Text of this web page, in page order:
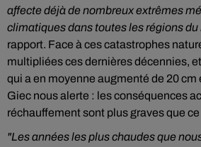
affecte déjà de nombreux extrêmes
climatiques dans toutes les régions
rapport. Face à ces catastrophes
multipliées ces dernières décennies,
qui a en moyenne augmenté de 20 cm
Giec nous alerte : les conséquences
réchauffement sont plus graves que
"Les années les plus chaudes que